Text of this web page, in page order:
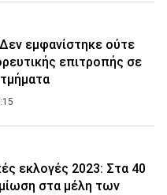
εμφανίστηκε ούτε
επιτροπής σε
εκλογές 2023: Στα 40
στα μέλη των